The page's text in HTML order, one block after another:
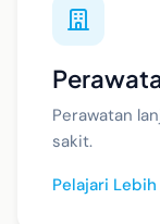
Perawatan
sakit.
Pelajari